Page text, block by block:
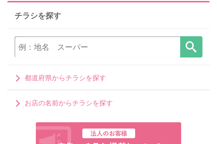
チラシを探す
都道府県からチラシを探す
お店の名前からチラシを探す